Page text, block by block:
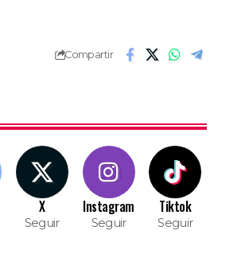
Compartir
X
Seguir
Instagram
Seguir
Tiktok
Seguir